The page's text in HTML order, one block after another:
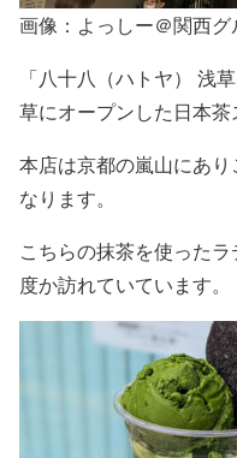
画像：よっしー＠関西グ
「八十八（ハトヤ） 浅
草にオープンした日本茶
本店は京都の嵐山にあ
なります。
こちらの抹茶を使った
度か訪れていています。